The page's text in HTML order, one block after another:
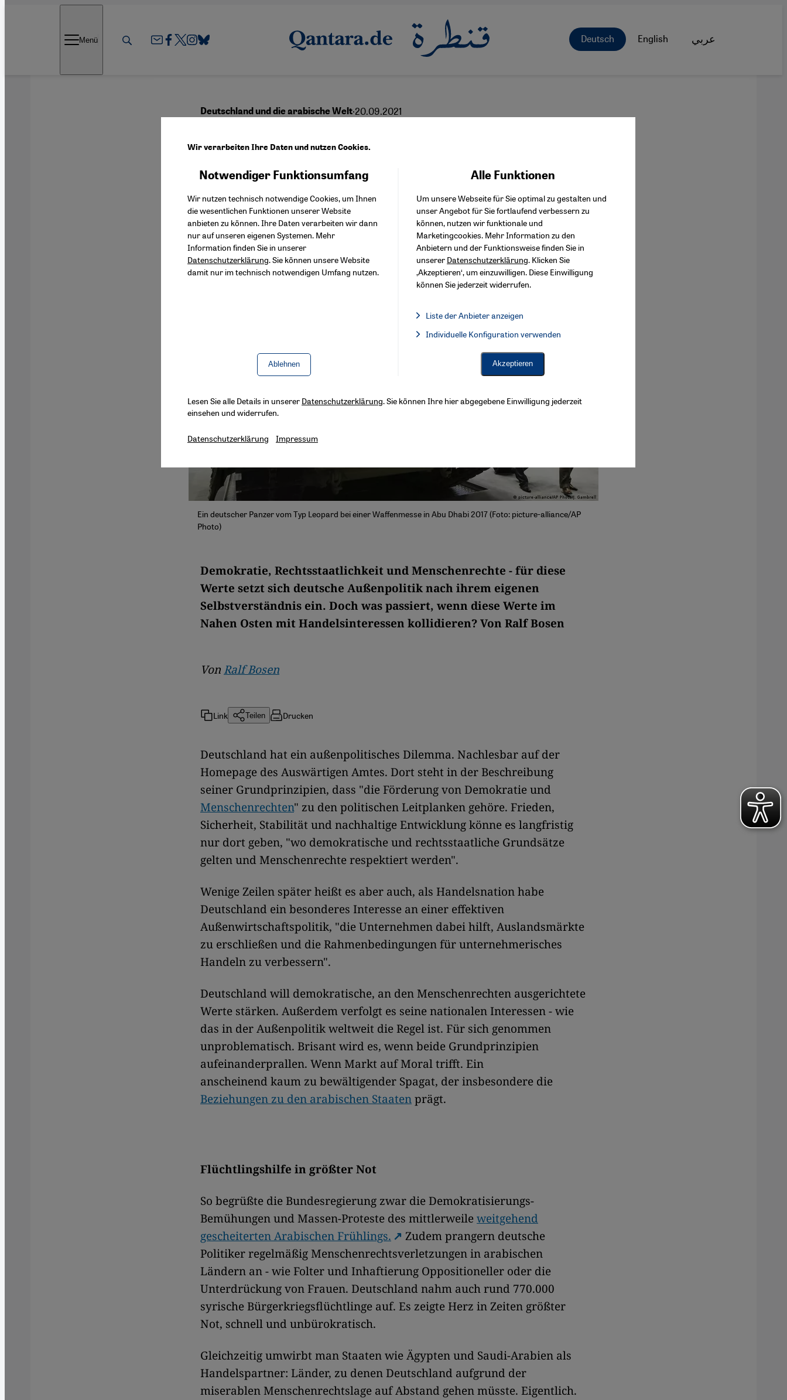
Deutsch English عربي Menü
Deutschland und die arabische Welt·20.09.2021
Deutsche Nahost-Politik:
Zwischen Markt und Moral
Deutsch English عربي
Ein deutscher Panzer vom Typ Leopard bei einer Waffenmesse in Abu Dhabi 2017 (Foto: picture-alliance/AP
Photo)
Demokratie, Rechtsstaatlichkeit und Menschenrechte - für diese
Werte setzt sich deutsche Außenpolitik nach ihrem eigenen
Selbstverständnis ein. Doch was passiert, wenn diese Werte im
Nahen Osten mit Handelsinteressen kollidieren? Von Ralf Bosen
Von Ralf Bosen
Link Teilen Drucken
Deutschland hat ein außenpolitisches Dilemma. Nachlesbar auf der
Homepage des Auswärtigen Amtes. Dort steht in der Beschreibung
seiner Grundprinzipien, dass "die Förderung von Demokratie und
Menschenrechten" zu den politischen Leitplanken gehöre. Frieden,
Sicherheit, Stabilität und nachhaltige Entwicklung könne es langfristig
nur dort geben, "wo demokratische und rechtsstaatliche Grundsätze
gelten und Menschenrechte respektiert werden".
Wenige Zeilen später heißt es aber auch, als Handelsnation habe
Deutschland ein besonderes Interesse an einer effektiven
Außenwirtschaftspolitik, "die Unternehmen dabei hilft, Auslandsmärkte
zu erschließen und die Rahmenbedingungen für unternehmerisches
Handeln zu verbessern".
Deutschland will demokratische, an den Menschenrechten ausgerichtete
Werte stärken. Außerdem verfolgt es seine nationalen Interessen - wie
das in der Außenpolitik weltweit die Regel ist. Für sich genommen
unproblematisch. Brisant wird es, wenn beide Grundprinzipien
aufeinanderprallen. Wenn Markt auf Moral trifft. Ein
anscheinend kaum zu bewältigender Spagat, der insbesondere die
Beziehungen zu den arabischen Staatenprägt.
Flüchtlingshilfe in größter Not
So begrüßte die Bundesregierung zwar die Demokratisierungs-
Bemühungen und Massen-Proteste des mittlerweileweitgehend
gescheiterten Arabischen Frühlings.
Zudem prangern deutsche
Politiker regelmäßig Menschenrechtsverletzungen in arabischen
Ländern an - wie Folter und Inhaftierung Oppositioneller oder die
Unterdrückung von Frauen. Deutschland nahm auch rund 770.000
syrische Bürgerkriegsflüchtlinge auf. Es zeigte Herz in Zeiten größter
Not, schnell und unbürokratisch.
Gleichzeitig umwirbt man Staaten wie Ägypten und Saudi-Arabien als
Handelspartner: Länder, zu denen Deutschland aufgrund der
miserablen Menschenrechtslage auf Abstand gehen müsste. Eigentlich.
Wir verarbeiten Ihre Daten und nutzen Cookies.
Notwendiger Funktionsumfang
Wir nutzen technisch notwendige Cookies, um Ihnen
die wesentlichen Funktionen unserer Website
anbieten zu können. Ihre Daten verarbeiten wir dann
nur auf unseren eigenen Systemen. Mehr
Information finden Sie in unserer
Datenschutzerklärung. Sie können unsere Website
damit nur im technisch notwendigen Umfang nutzen.
Ablehnen
Alle Funktionen
Um unsere Webseite für Sie optimal zu gestalten und
unser Angebot für Sie fortlaufend verbessern zu
können, nutzen wir funktionale und
Marketingcookies. Mehr Information zu den
Anbietern und der Funktionsweise finden Sie in
unserer Datenschutzerklärung. Klicken Sie
‚Akzeptieren‘, um einzuwilligen. Diese Einwilligung
können Sie jederzeit widerrufen.
Liste der Anbieter anzeigen
Facebook Embed / Facebook Connect, Google Maps Embed, Google Tag Manager, Instagram Embed,
Facebook Embed / Facebook Connect
Twitter Embed
Instagram Embed
Youtube Embed
Google Maps Embed
Individuelle Konfiguration verwenden
Akzeptieren
Lesen Sie alle Details in unserer Datenschutzerklärung. Sie können Ihre hier abgegebene Einwilligung jederzeit
einsehen und widerrufen.
Datenschutzerklärung Impressum